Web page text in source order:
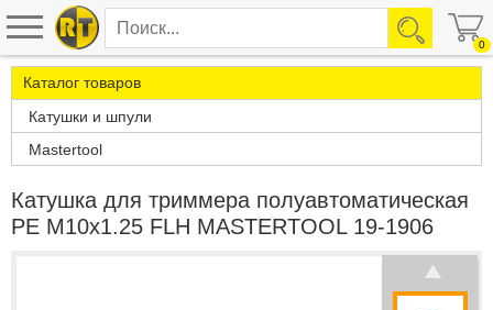
0
Каталог товаров
Катушки и шпули
Mastertool
Катушка для триммера полуавтоматическая
PE M10х1.25 FLH MASTERTOOL 19-1906